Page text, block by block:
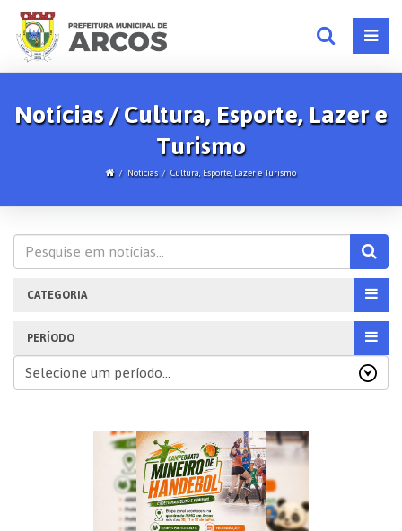
Notícias / Cultura, Esporte, Lazer e
Turismo
Notícias Cultura, Esporte, Lazer e Turismo
CATEGORIA
PERÍODO